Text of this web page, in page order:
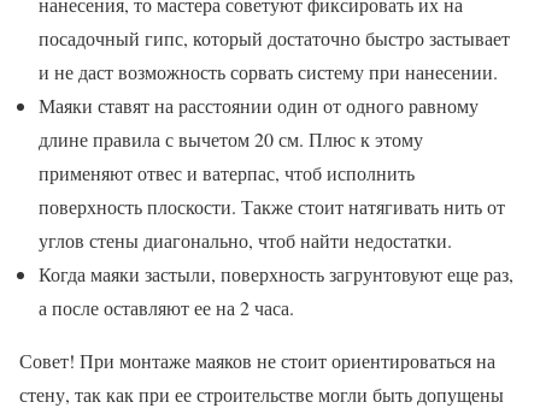
посадочный гипс, который достаточно быстро застывает
и не даст возможность сорвать систему при нанесении.
Маяки ставят на расстоянии один от одного равному
длине правила с вычетом 20 см. Плюс к этому
применяют отвес и ватерпас, чтоб исполнить
поверхность плоскости. Также стоит натягивать нить от
углов стены диагонально, чтоб найти недостатки.
Когда маяки застыли, поверхность загрунтовуют еще раз,
а после оставляют ее на 2 часа.
Совет! При монтаже маяков не стоит ориентироваться на
стену, так как при ее строительстве могли быть допущены